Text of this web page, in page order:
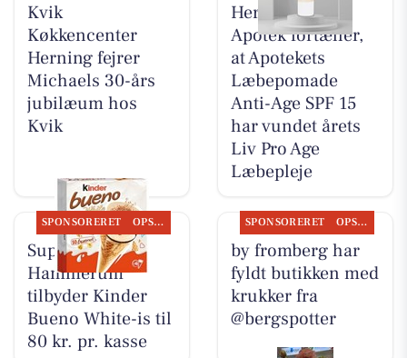
Kvik
Køkkencenter
Herning fejrer
Michaels 30-års
jubilæum hos
Kvik
Herning Løve
Apotek fortæller,
at Apotekets
Læbepomade
Anti-Age SPF 15
har vundet årets
Liv Pro Age
Læbepleje
SPONSORERET OPSLAGSTAVLEN
SuperBrugsen
Hammerum
tilbyder Kinder
Bueno White-is til
80 kr. pr. kasse
SPONSORERET OPSLAGSTAVLEN
by fromberg har
fyldt butikken med
krukker fra
@bergspotter